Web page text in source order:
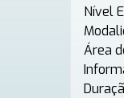
Nível
Área